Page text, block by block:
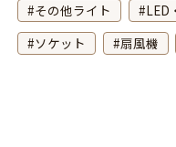
その他ライト
LED
ソケット
扇風機